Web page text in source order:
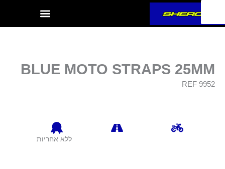
BLUE MOTO STRAPS 25MM
REF 9952
ללא אחריות